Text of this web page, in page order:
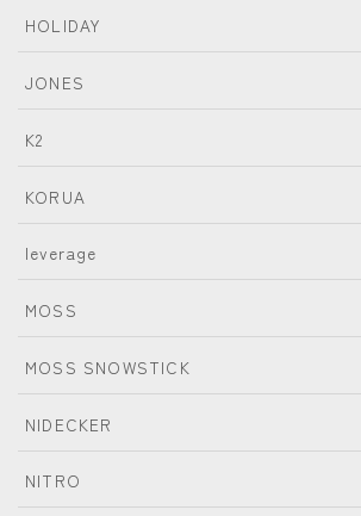
HOLIDAY
JONES
K2
KORUA
leverage
MOSS
MOSS SNOWSTICK
NIDECKER
NITRO